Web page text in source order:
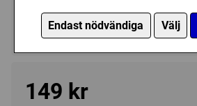
Endast nödvändiga Välj
Antal Bitar/1000 - 1499
Djur/Övriga
149 kr